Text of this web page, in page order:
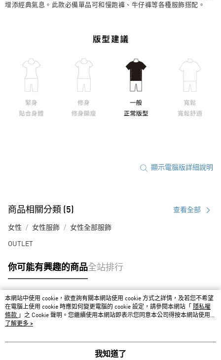
增添經典氣息。此款必備單品可和慢跑褲、牛仔褲等各種服飾搭配。
顯示電腦版詳細說明
商品相關分類 (5) 查看全部
女性 女性服飾 女性全部服飾
OUTLET
你可能有興趣的商品全站排行
熱門標籤
本網站中使用 cookie，欲查詢有關本網站使用 cookie 方式之詳情，及若您不希望
在電腦上使用 cookie 時應如何變更電腦的 cookie 設定，請參閱本網站「
隱私權
條款 」之 Cookie 聲明。您繼續使用本網站即表示您同意本公司得按本網站使用條
款之 Cookie 聲明使用 cookie。
了解更多 >
我知道了